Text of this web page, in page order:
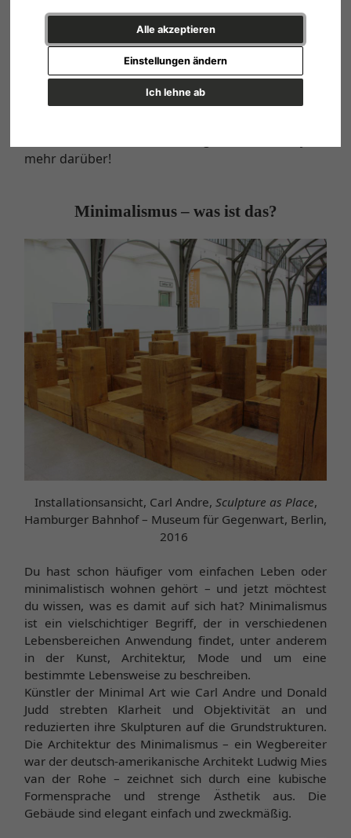
Alle akzeptieren
Ich lehne ab
Einstellungen ändern
minimalistisch eingerichteten Zuhause liegst du
deshalb nicht nur im Trend: Freie Räume schaffen
Platz für neue Ideen, fördern die Konzentration
und rücken das in den Zimmern Vorhandene in
den Fokus. Damit du den Trend-Look in deinen vier
mehr darüber!
Minimalismus – was ist das?
Installationsansicht, Carl Andre, Sculpture as Place,
Hamburger Bahnhof – Museum für Gegenwart, Berlin,
2016
Du hast schon häufiger vom einfachen Leben oder
minimalistisch wohnen gehört – und jetzt möchtest
du wissen, was es damit auf sich hat? Minimalismus
ist ein vielschichtiger Begriff, der in verschiedenen
Lebensbereichen Anwendung findet, unter anderem
in der Kunst, Architektur, Mode und um eine
bestimmte Lebensweise zu beschreiben.
Künstler der Minimal Art wie Carl Andre und Donald
Judd strebten Klarheit und Objektivität an und
reduzierten ihre Skulpturen auf die Grundstrukturen.
Die Architektur des Minimalismus – ein Wegbereiter
war der deutsch-amerikanische Architekt Ludwig Mies
van der Rohe – zeichnet sich durch eine kubische
Formensprache und strenge Ästhetik aus. Die
Gebäude sind elegant einfach und zweckmäßig.